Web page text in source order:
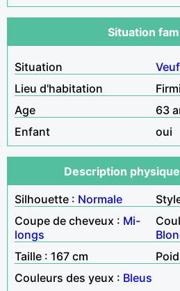
Situation
Situation
Lieu d'habitation
Age
63
Enfant
oui
Description
Silhouette : Normale
Coupe de cheveux : Mi-
longs
Taille : 167 cm
Couleurs des yeux : Bleus